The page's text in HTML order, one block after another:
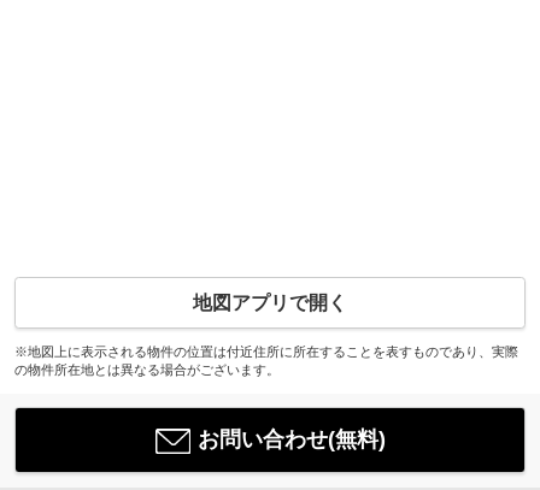
地図アプリで開く
※地図上に表示される物件の位置は付近住所に所在することを表すものであり、実際
の物件所在地とは異なる場合がございます。
お問い合わせ(無料)